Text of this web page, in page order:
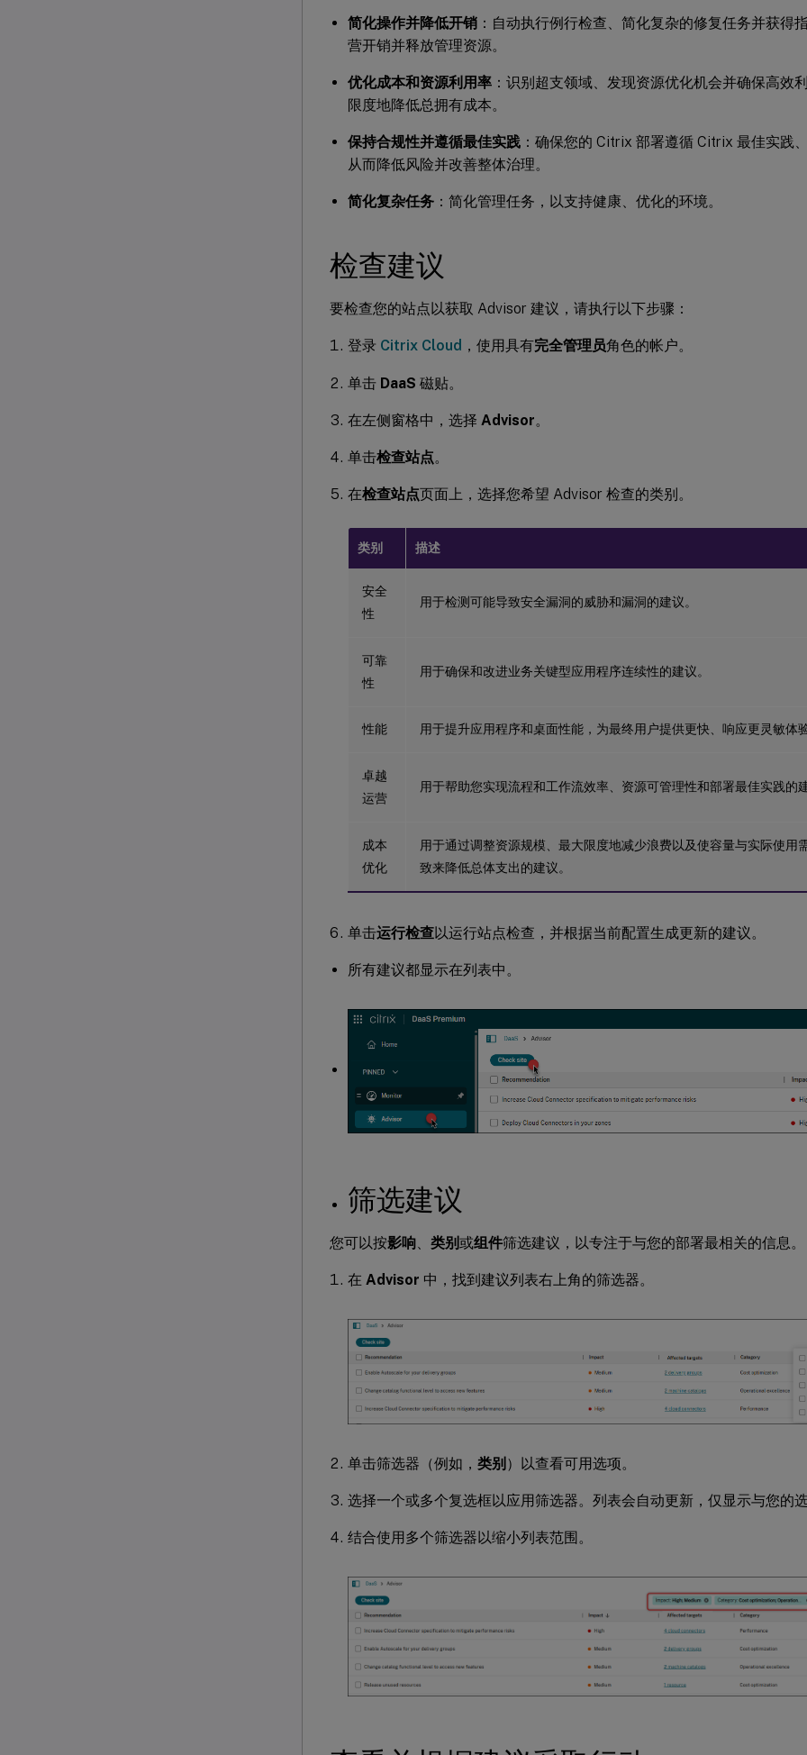
简化操作并降低开销 ：自动执行例行检查、简化复杂的修复任务并获得
营开销并释放管理资源。
优化成本和资源利用率 ：识别超支领域、发现资源优化机会并确保高效
限度地降低总拥有成本。
保持合规性并遵循最佳实践 ：确保您的 Citrix 部署遵循 Citrix 最佳实践
从而降低风险并改善整体治理。
简化复杂任务 ：简化管理任务，以支持健康、优化的环境。
检查建议
要检查您的站点以获取 Advisor 建议，请执行以下步骤：
登录 Citrix Cloud ，使用具有完全管理员角色的帐户。
单击 DaaS 磁贴。
在左侧窗格中，选择 Advisor。
单击检查站点。
在检查站点页面上，选择您希望 Advisor 检查的类别。
类别 描述
安全
性
用于检测可能导致安全漏洞的威胁和漏洞的建议。
可靠
性
用于确保和改进业务关键型应用程序连续性的建议。
性能 用于提升应用程序和桌面性能，为最终用户提供更快、响应更灵敏体
卓越
运营
用于帮助您实现流程和工作流效率、资源可管理性和部署最佳实践的建
成本
优化
用于通过调整资源规模、最大限度地减少浪费以及使容量与实际使用
致来降低总体支出的建议。
单击运行检查以运行站点检查，并根据当前配置生成更新的建议。
所有建议都显示在列表中。
筛选建议
您可以按影响、 类别或组件筛选建议，以专注于与您的部署最相关的信息。
在 Advisor 中，找到建议列表右上角的筛选器。
单击筛选器（例如， 类别 ）以查看可用选项。
选择一个或多个复选框以应用筛选器。列表会自动更新，仅显示与您的选
结合使用多个筛选器以缩小列表范围。